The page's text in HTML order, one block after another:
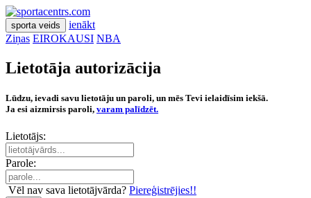
sporta veids
ienākt
Ziņas EIROKAUSI NBA
Lietotāja autorizācija
Lūdzu, ievadi savu lietotāju un paroli, un mēs Tevi ielaidīsim iekšā.
Ja esi aizmirsis paroli, varam palīdzēt.
Lietotājs:
Parole:
Vēl nav sava lietotājvārda? Piereģistrējies!!